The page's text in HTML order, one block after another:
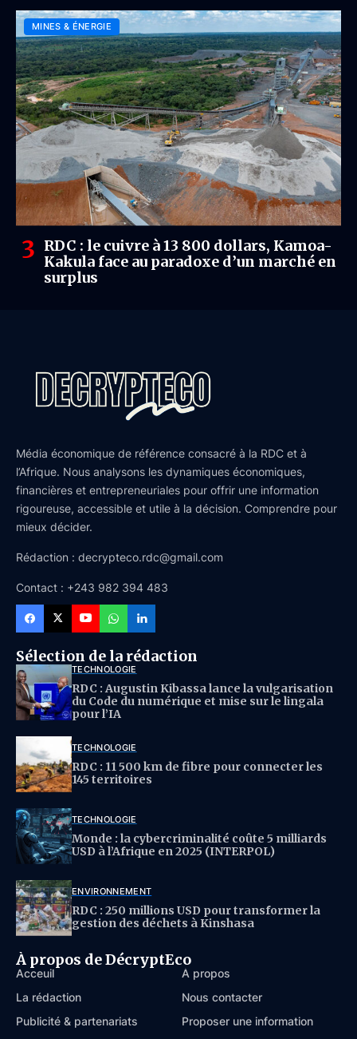
MINES & ÉNERGIE
RDC : le cuivre à 13 800 dollars, Kamoa-
Kakula face au paradoxe d’un marché en
surplus
Média économique de référence consacré à la RDC et à
l’Afrique. Nous analysons les dynamiques économiques,
financières et entrepreneuriales pour offrir une information
rigoureuse, accessible et utile à la décision. Comprendre pour
mieux décider.
Rédaction : decrypteco.rdc@gmail.com
Contact : +243 982 394 483
Sélection de la rédaction
TECHNOLOGIE
RDC : Augustin Kibassa lance la vulgarisation
du Code du numérique et mise sur le lingala
pour l’IA
TECHNOLOGIE
RDC : 11 500 km de fibre pour connecter les
145 territoires
TECHNOLOGIE
Monde : la cybercriminalité coûte 5 milliards
USD à l’Afrique en 2025 (INTERPOL)
ENVIRONNEMENT
RDC : 250 millions USD pour transformer la
gestion des déchets à Kinshasa
À propos de DécryptEco
Acceuil
À propos
La rédaction
Nous contacter
Publicité & partenariats
Proposer une information